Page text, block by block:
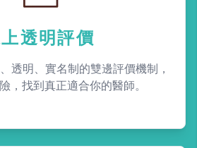
透明評價
透明、實名制的雙邊評價機制，
，找到真正適合你的醫師。